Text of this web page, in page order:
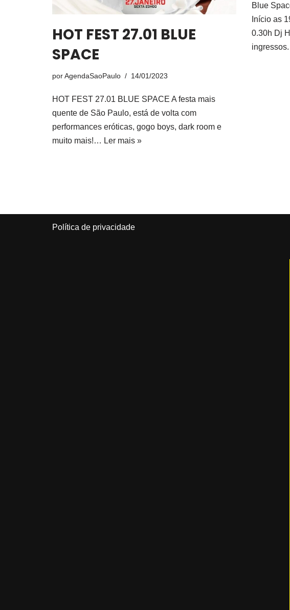
HOT FEST 27.01 BLUE
SPACE
porAgendaSaoPaulo 14/01/2023
HOT FEST 27.01 BLUE SPACE A festa mais
quente de São Paulo, está de volta com
performances eróticas, gogo boys, dark room e
muito mais!… Ler mais »
Blue
Início as
0.30h Dj
ingressos.
Política de privacidade